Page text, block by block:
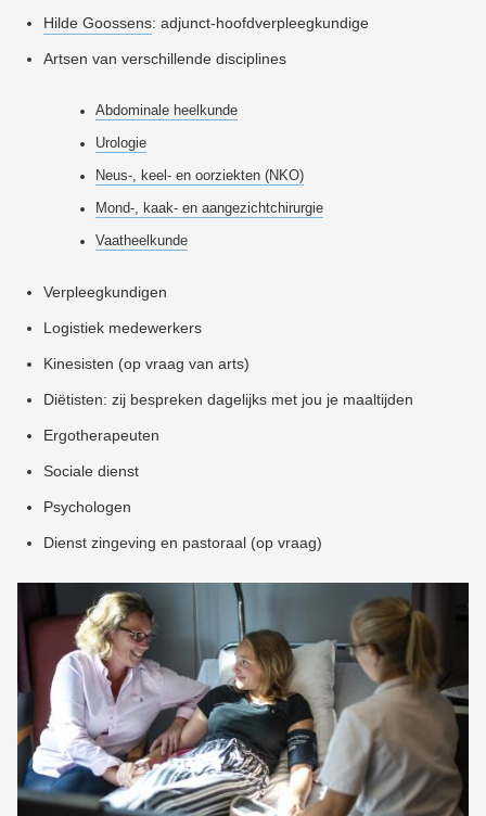
Hilde Goossens: adjunct-hoofdverpleegkundige
Artsen van verschillende disciplines
Abdominale heelkunde
Urologie
Neus-, keel- en oorziekten (NKO)
Mond-, kaak- en aangezichtchirurgie
Vaatheelkunde
Verpleegkundigen
Logistiek medewerkers
Kinesisten (op vraag van arts)
Diëtisten: zij bespreken dagelijks met jou je maaltijden
Ergotherapeuten
Sociale dienst
Psychologen
Dienst zingeving en pastoraal (op vraag)